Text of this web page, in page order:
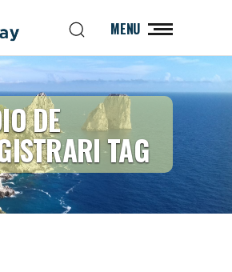
MENU
DE
TAG